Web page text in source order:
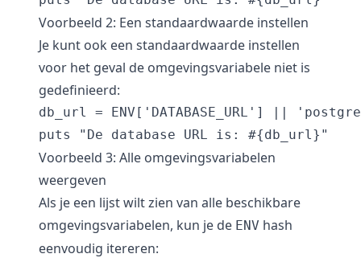
Voorbeeld 2: Een standaardwaarde instellen
Je kunt ook een standaardwaarde instellen
voor het geval de omgevingsvariabele niet is
gedefinieerd:
db_url = ENV['DATABASE_URL'] ||
Voorbeeld 3: Alle omgevingsvariabelen
weergeven
Als je een lijst wilt zien van alle beschikbare
omgevingsvariabelen, kun je de ENV hash
eenvoudig itereren: